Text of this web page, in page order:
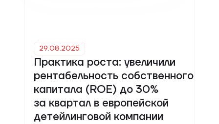
29.08.2025
Практика роста: увеличили
рентабельность собственного
капитала (ROE) до 30%
за квартал в европейской
детейлинговой компании